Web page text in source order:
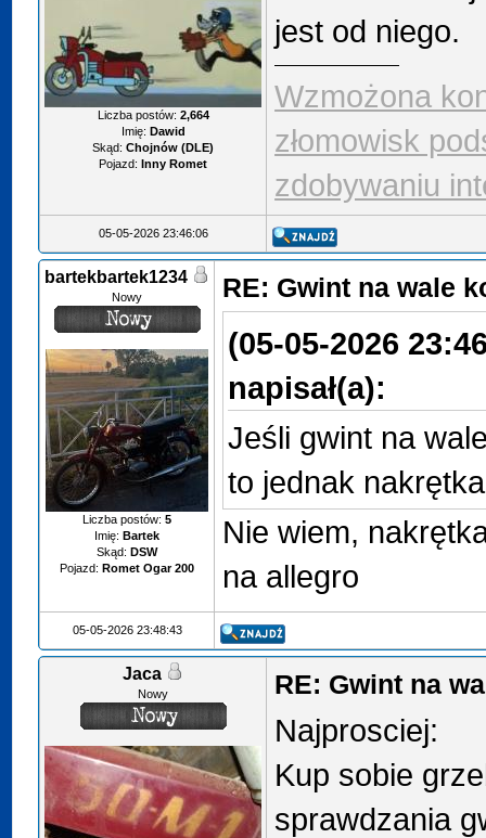
Liczba postów: 2,664
Imię: Dawid
Skąd: Chojnów (DLE)
Pojazd: Inny Romet
jest od niego.
Wzmożona
złomowisk
zdobywaniu
05-05-2026 23:46:06
bartekbartek1234
Nowy
Liczba postów:5
Imię: Bartek
Skąd: DSW
Pojazd: Romet Ogar 200
RE: Gwint na wale
(05-05-2026
napisał(a):
Jeśli gwint na
to jednak
Nie wiem,
na allegro
05-05-2026 23:48:43
Jaca
Nowy RE: Gwint na
Najprosciej:
Kup sobie
sprawdzania